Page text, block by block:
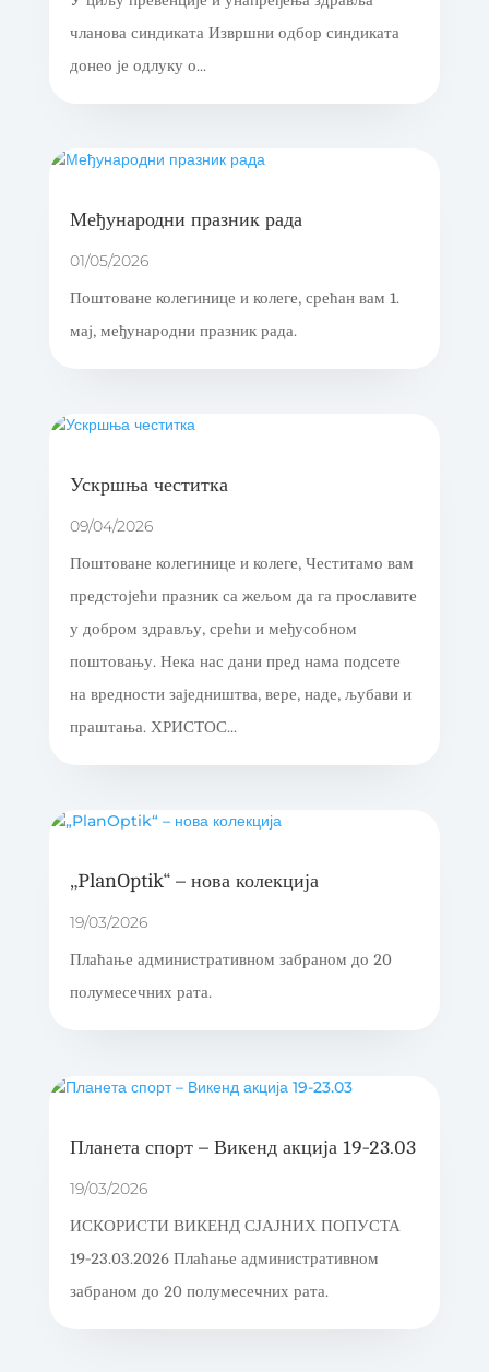
чланова синдиката Извршни одбор синдиката
донео је одлуку о...
Међународни празник рада
01/05/2026
Поштоване колегинице и колеге, срећан вам 1.
мај, међународни празник рада.
Ускршња честитка
09/04/2026
Поштоване колегинице и колеге, Честитамо вам
предстојећи празник са жељом да га прославите
у добром здрављу, срећи и међусобном
поштовању. Нека нас дани пред нама подсете
на вредности заједништва, вере, наде, љубави и
праштања. ХРИСТОС...
„PlanOptik“ – нова колекција
19/03/2026
Плаћање административном забраном до 20
полумесечних рата.
Планета спорт – Викенд акција 19-23.03
19/03/2026
ИСКОРИСТИ ВИКЕНД СЈАЈНИХ ПОПУСТА
19-23.03.2026 Плаћање административном
забраном до 20 полумесечних рата.